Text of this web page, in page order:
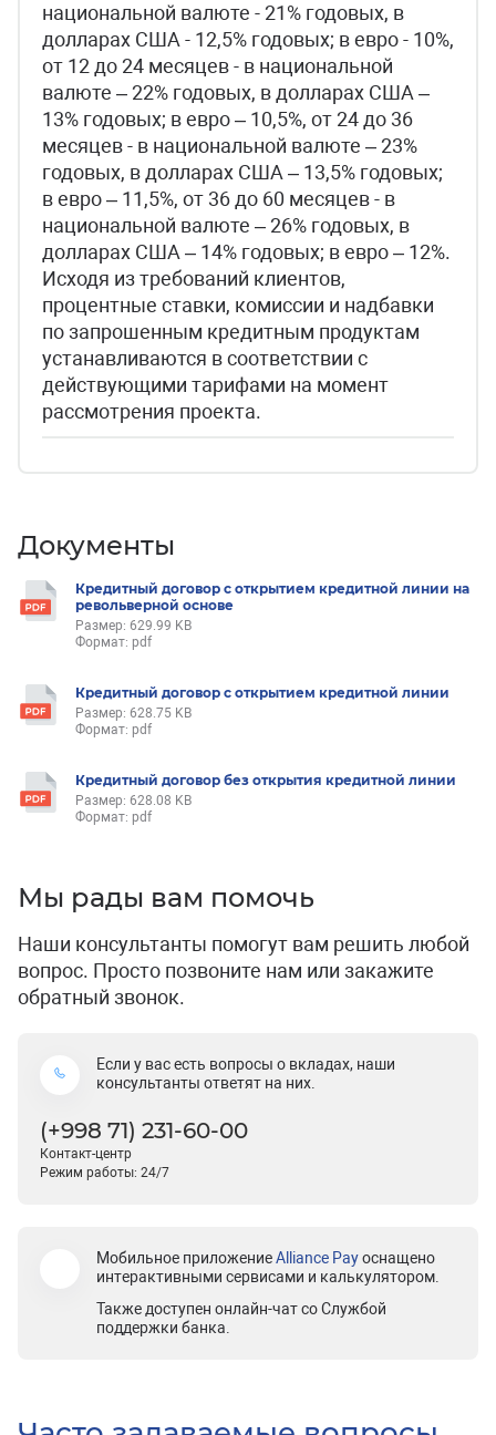
национальной валюте - 21% годовых, в
долларах США - 12,5% годовых; в евро - 10%,
от 12 до 24 месяцев - в национальной
валюте – 22% годовых, в долларах США –
13% годовых; в евро – 10,5%, от 24 до 36
месяцев - в национальной валюте – 23%
годовых, в долларах США – 13,5% годовых;
в евро – 11,5%, от 36 до 60 месяцев - в
национальной валюте – 26% годовых, в
долларах США – 14% годовых; в евро – 12%.
Исходя из требований клиентов,
процентные ставки, комиссии и надбавки
по запрошенным кредитным продуктам
устанавливаются в соответствии с
действующими тарифами на момент
рассмотрения проекта.
Документы
Кредитный договор с открытием кредитной линии на
револьверной основе
Размер: 629.99 KB
Формат: pdf
Кредитный договор с открытием кредитной линии
Размер: 628.75 KB
Формат: pdf
Кредитный договор без открытия кредитной линии
Размер: 628.08 KB
Формат: pdf
Мы рады вам помочь
Наши консультанты помогут вам решить любой
вопрос. Просто позвоните нам или закажите
обратный звонок.
Если у вас есть вопросы о вкладах, наши
консультанты ответят на них.
(+998 71) 231-60-00
Контакт-центр
Режим работы: 24/7
Мобильное приложениеAlliance Payоснащено
интерактивными сервисами и калькулятором.
Также доступен онлайн-чат со Службой
поддержки банка.